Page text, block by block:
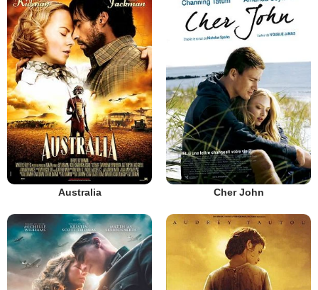
Australia Cher John